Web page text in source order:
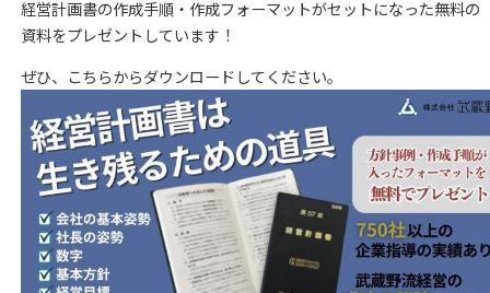
経営計画書の作成手順・作成フォーマットがセットになった無料の
資料をプレゼントしています！
ぜひ、こちらからダウンロードしてください。